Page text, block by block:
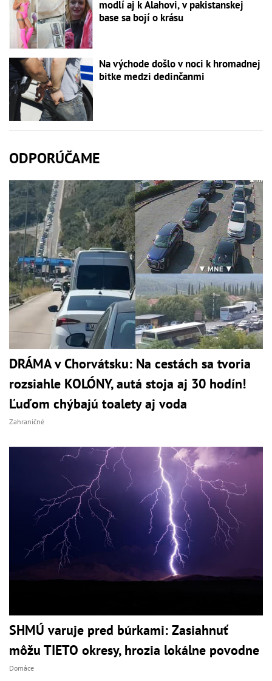
modlí aj k Alahovi, v pakistanskej
base sa bojí o krásu
Na východe došlo v noci k hromadnej
bitke medzi dedinčanmi
ODPORÚČAME
DRÁMA v Chorvátsku: Na cestách sa tvoria
rozsiahle KOLÓNY, autá stoja aj 30 hodín!
Ľuďom chýbajú toalety aj voda
Zahraničné
SHMÚ varuje pred búrkami: Zasiahnuť
môžu TIETO okresy, hrozia lokálne povodne
Domáce